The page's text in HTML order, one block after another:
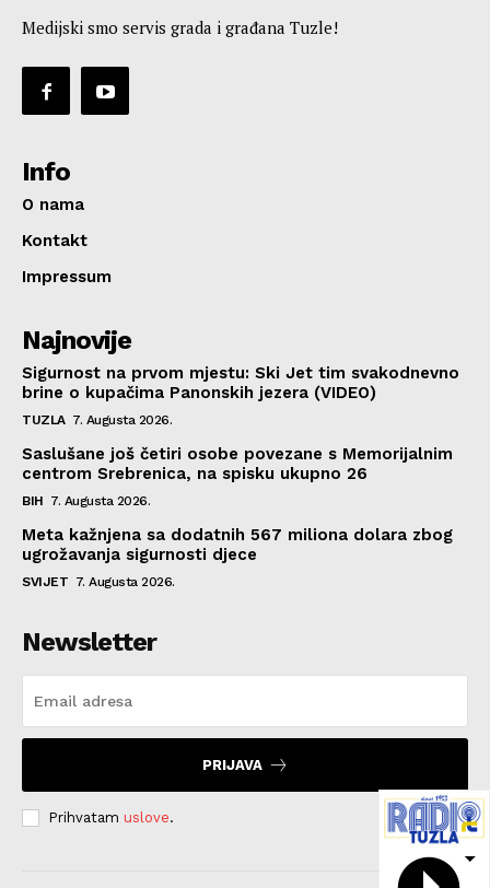
Medijski smo servis grada i građana Tuzle!
Info
O nama
Kontakt
Impressum
Najnovije
Sigurnost na prvom mjestu: Ski Jet tim svakodnevno
brine o kupačima Panonskih jezera (VIDEO)
TUZLA 7. Augusta 2026.
Saslušane još četiri osobe povezane s Memorijalnim
centrom Srebrenica, na spisku ukupno 26
BIH 7. Augusta 2026.
Meta kažnjena sa dodatnih 567 miliona dolara zbog
ugrožavanja sigurnosti djece
SVIJET 7. Augusta 2026.
Newsletter
PRIJAVA
Prihvatam uslove.